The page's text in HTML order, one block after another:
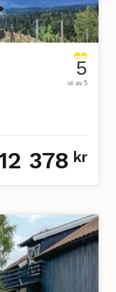
5
ut av 5
378 kr